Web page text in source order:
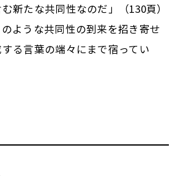
新たな共同性なのだ」（130頁）
ような共同性の到来を招き寄せ
る言葉の端々にまで宿ってい